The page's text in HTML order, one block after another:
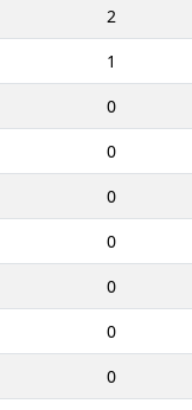
2
1
0
0
0
0
0
0
0